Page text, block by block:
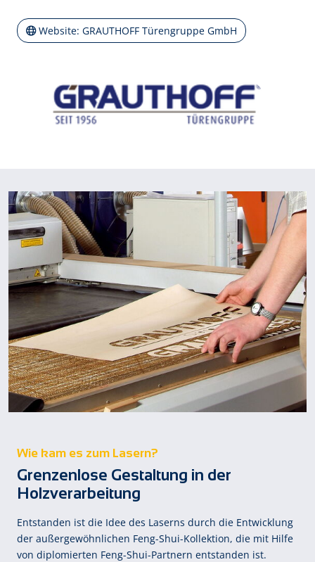
Website: GRAUTHOFF Türengruppe GmbH
Wie kam es zum Lasern?
Grenzenlose Gestaltung in der
Holzverarbeitung
Entstanden ist die Idee des Laserns durch die Entwicklung
der außergewöhnlichen Feng-Shui-Kollektion, die mit Hilfe
von diplomierten Feng-Shui-Partnern entstanden ist.